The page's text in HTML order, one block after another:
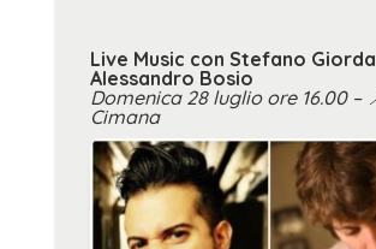
Live Music con Stefano
Alessandro Bosio
Domenica 28 luglio ore 16.00 –
Cimana